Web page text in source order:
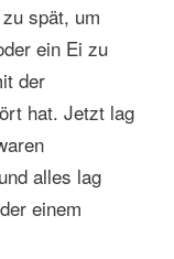
spät, um
ein Ei zu
der
hat. Jetzt lag
alles lag
einem